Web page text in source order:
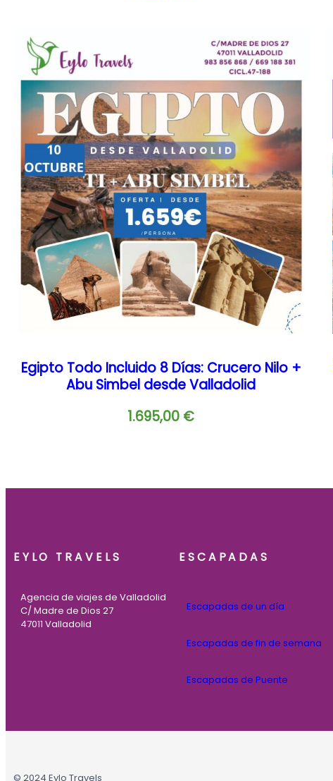
Egipto Todo Incluido 8 Días: Crucero Nilo +
Abu Simbel desde Valladolid
1.695,00 €
EYLO TRAVELS
Agencia de viajes de Valladolid
C/ Madre de Dios 27
47011 Valladolid
ESCAPADAS
Escapadas de un día
Escapadas de fin de semana
Escapadas de Puente
© 2024 Eylo Travels